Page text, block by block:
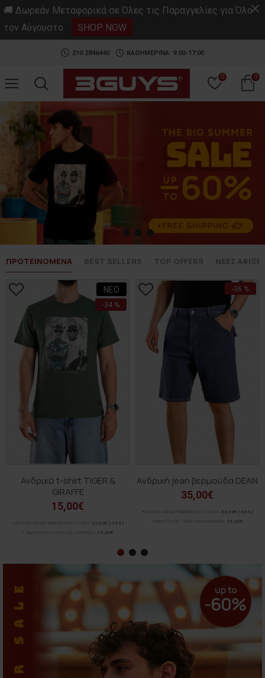
🚚 Δωρεάν Μεταφορικά σε Όλες τις Παραγγελίες για Όλο
τον Αύγουστο
SHOP NOW
210 2846440 ΚΑΘΗΜΕΡΙΝΑ: 9:00-17:00
0 0
ΠΡΟΤΕΙΝΟΜΕΝΑ BEST SELLERS TOP OFFERS ΝΕΕΣ
ΝΕΟ
-34 %
Ανδρικό t-shirt TIGER &
GIRAFFE
15,00€
ΑΡΧΙΚΗ ΑΝΑΓΡΑΦΟΜΕΝΗ ΤΙΜΗ: 22,90€ (-34%)
ΚΑΛΥΤΕΡΗ ΤΙΜΗ 30 ΗΜΕΡΩΝ:
15,00€
-36 %
Ανδρική jean βερμούδα DEAN
35,00€
ΑΡΧΙΚΗ ΑΝΑΓΡΑΦΟΜΕΝΗ ΤΙΜΗ: 54,90€ (-36%)
ΚΑΛΥΤΕΡΗ ΤΙΜΗ 30 ΗΜΕΡΩΝ:
35,00€